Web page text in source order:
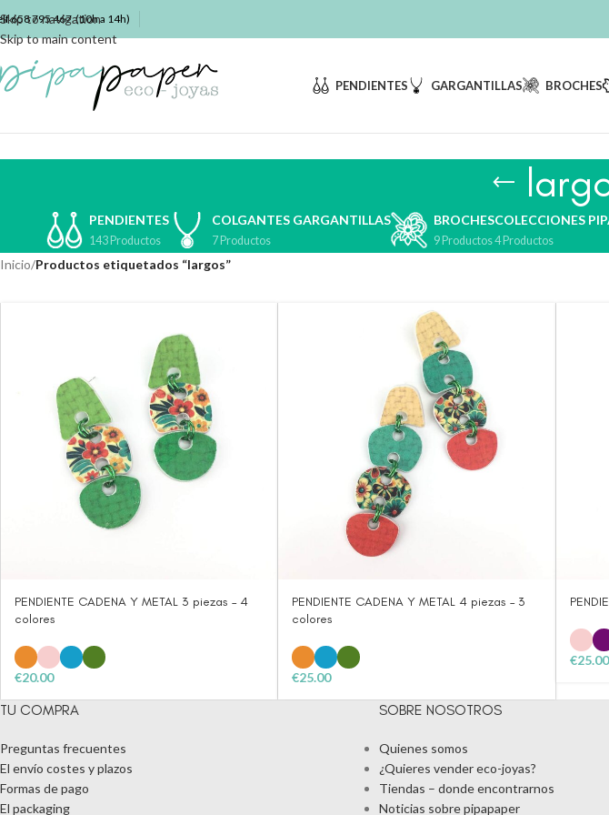
Skip to navigation
Skip to main content
658 795 467(10h a 14h)
PENDIENTES GARGANTILLAS BROCHES
PENDIENTES
143 Productos
COLGANTES GARGANTILLAS
7 Productos
BROCHES
9 Productos
COLECCIONES
4 Productos
Inicio/Productos etiquetados “largos”
PENDIENTE CADENA Y METAL 3 piezas – 4
colores
€20.00
PENDIENTE CADENA Y METAL 4 piezas – 3
colores
€25.00
€25.00
TU COMPRA
Preguntas frecuentes
El envío costes y plazos
Formas de pago
El packaging
SOBRE NOSOTROS
Quienes somos
¿Quieres vender eco-joyas?
Tiendas – donde encontrarnos
Noticias sobre pipapaper